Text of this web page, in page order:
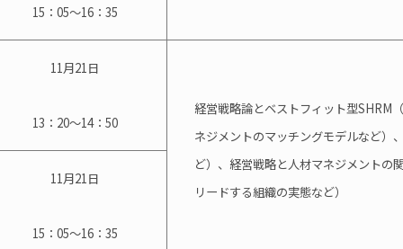
15：05～16：35
11月21日
13：20～14：50
経営戦略論とベストフィット型SHRM
ネジメントのマッチングモデルなど）
ど）、経営戦略と人材マネジメントの
リードする組織の実態など）
11月21日
15：05～16：35